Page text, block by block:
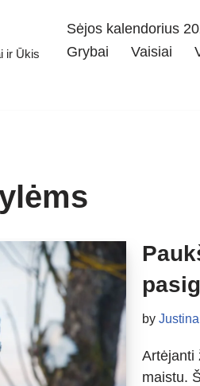
ir Ūkis
Sėjos kalendorius
Grybai
Vaisiai
by Justina
Artėjanti
maistu.